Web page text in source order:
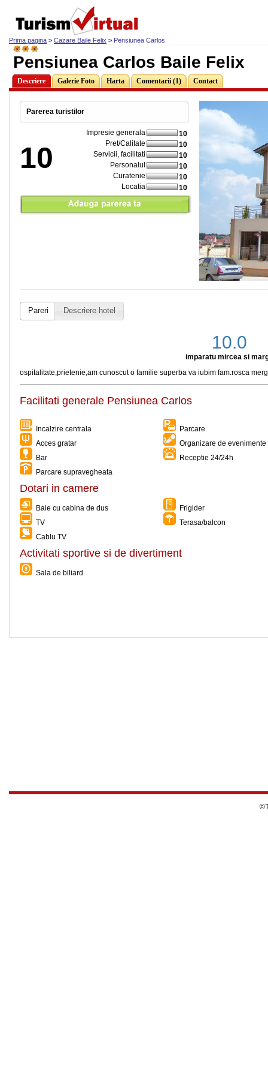
Prima pagina > Cazare Baile Felix > Pensiunea Carlos
Pensiunea Carlos Baile Felix
Descriere Galerie Foto Harta Comentarii (1) Contact
Parerea turistilor
10
Impresie generala
10
Pret/Calitate
10
Servicii, facilitati
10
Personalul
10
Curatenie
10
Locatia
10
Pareri Descriere hotel
10.0
imparatu mircea si
ospitalitate,prietenie,am cunoscut o familie superba va iubim fam.rosca
Facilitati generale Pensiunea Carlos
Incalzire centrala
Parcare
Acces gratar
Organizare de
Bar
Receptie 24/24h
Parcare supravegheata
Dotari in camere
Baie cu cabina de dus
Frigider
TV
Terasa/balcon
Cablu TV
Activitati sportive si de divertiment
Sala de biliard